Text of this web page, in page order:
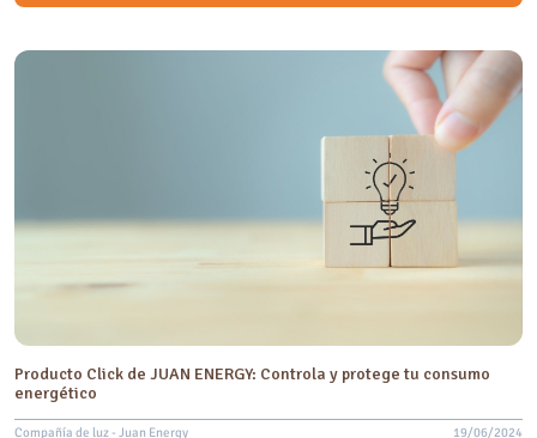
Producto Click de JUAN ENERGY: Controla y protege tu consumo
energético
Compañía de luz - Juan Energy 19/06/2024